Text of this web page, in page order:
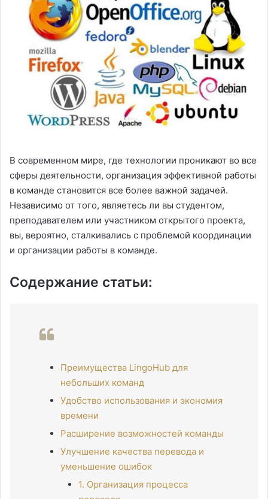
В современном мире, где технологии проникают во все
сферы деятельности, организация эффективной работы
в команде становится все более важной задачей.
Независимо от того, являетесь ли вы студентом,
преподавателем или участником открытого проекта,
вы, вероятно, сталкивались с проблемой координации
и организации работы в команде.
Содержание статьи:
Преимущества LingoHub для
небольших команд
Удобство использования и экономия
времени
Расширение возможностей команды
Улучшение качества перевода и
уменьшение ошибок
1. Организация процесса